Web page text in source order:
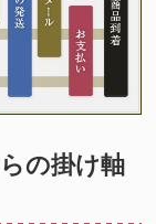
の掛け軸